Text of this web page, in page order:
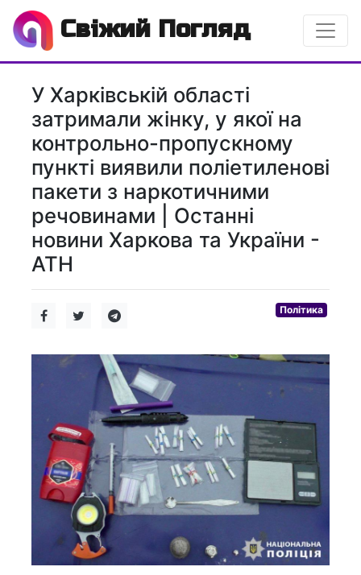
Свіжий Погляд
У Харківській області
затримали жінку, у якої на
контрольно-пропускному
пункті виявили поліетиленові
пакети з наркотичними
речовинами | Останні
новини Харкова та України -
АТН
Політика